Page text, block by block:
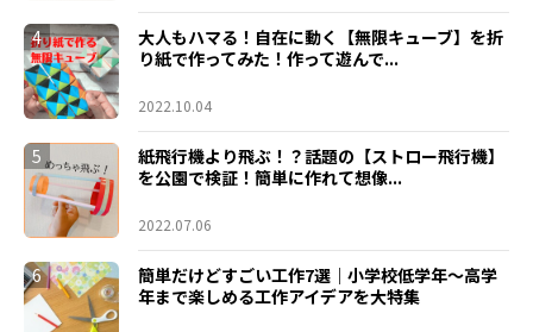
4
大人もハマる！自在に動く【無限キューブ】を折
り紙で作ってみた！作って遊んで...
2022.10.04
5
紙飛行機より飛ぶ！？話題の【ストロー飛行機】
を公園で検証！簡単に作れて想像...
2022.07.06
6
簡単だけどすごい工作7選｜小学校低学年〜高学
年まで楽しめる工作アイデアを大特集